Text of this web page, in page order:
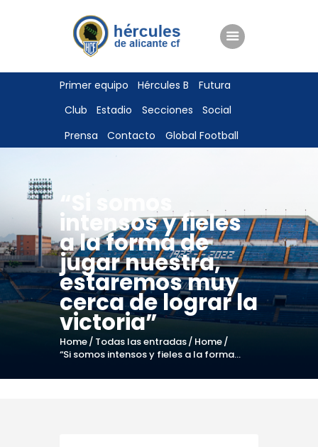
Primer equipo Hércules B
Futura
Club
Estadio Secciones
Social
Prensa
Contacto Global Football
“Si somos
intensos y fieles
a la forma de
jugar nuestra,
estaremos muy
cerca de lograr la
victoria”
Home Todas las entradas
Home
“Si somos intensos y fieles a la forma...
ENTRADAS
TIENDA
HÉRCULESCF100